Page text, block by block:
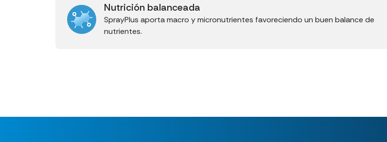
Nutrición balanceada
SprayPlus aporta macro y micronutrientes favoreciendo un buen balance de
nutrientes.